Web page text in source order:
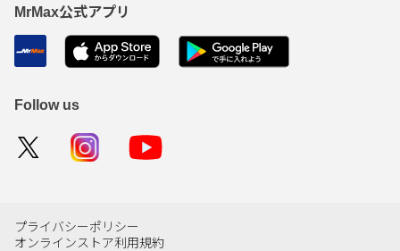
MrMax公式アプリ
Follow us
プライバシーポリシー
オンラインストア利用規約